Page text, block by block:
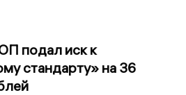
подал иск к
стандарту» на 36